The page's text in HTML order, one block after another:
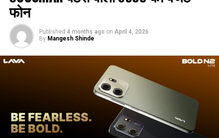
फोन
Published 4 months ago on April 4, 2026
By Mangesh Shinde